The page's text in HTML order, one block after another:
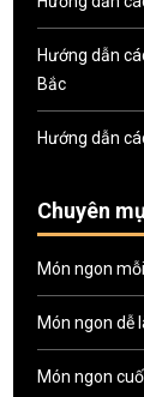
Hướng dẫn
Bắc
Hướng dẫn
Chuyên
Món ngon
Món ngon dễ
Món ngon